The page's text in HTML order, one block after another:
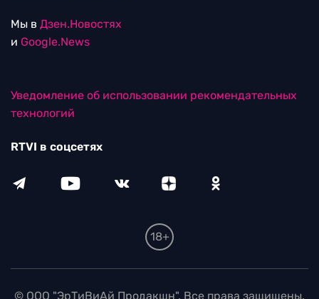
Мы в Дзен.Новостях
и Google.News
Уведомление об использовании рекомендательных
технологий
RTVI в соцсетях
18+
© ООО "ЭрТиВиАй Продакшн". Все права защищены.